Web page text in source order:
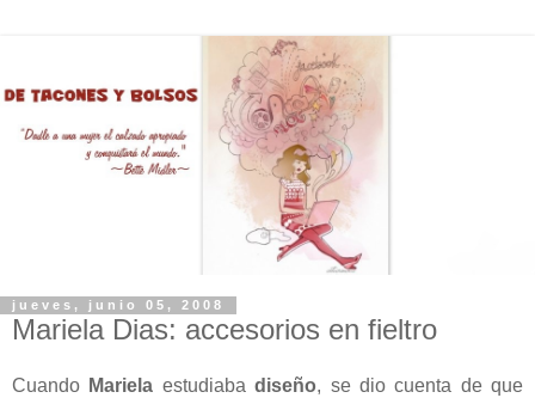
jueves, junio 05, 2008
Mariela Dias: accesorios en fieltro
Cuando Mariela estudiabadiseño, se dio cuenta de que